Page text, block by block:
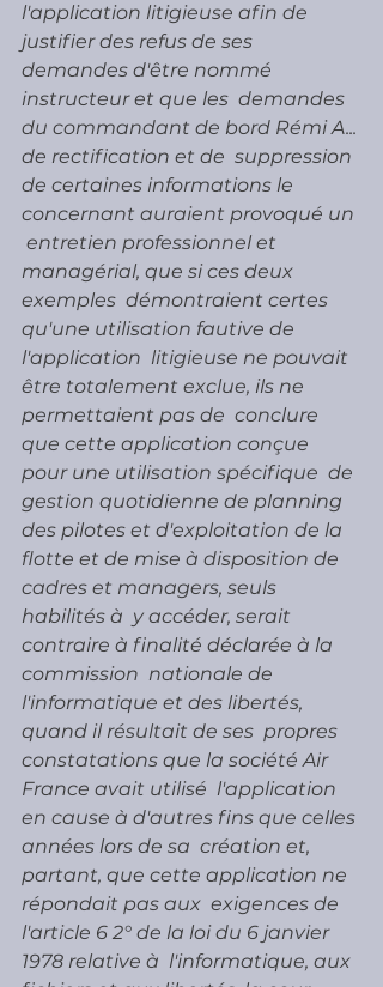
l'application litigieuse afin de
justifier des refus de ses
demandes d'être nommé
instructeur et que les  demandes
du commandant de bord Rémi A...
de rectification et de  suppression
de certaines informations le
concernant auraient provoqué un
entretien professionnel et
managérial, que si ces deux
exemples  démontraient certes
qu'une utilisation fautive de
l'application  litigieuse ne pouvait
être totalement exclue, ils ne
permettaient pas de  conclure
que cette application conçue
pour une utilisation spécifique  de
gestion quotidienne de planning
des pilotes et d'exploitation de la
flotte et de mise à disposition de
cadres et managers, seuls
habilités à  y accéder, serait
contraire à finalité déclarée à la
commission  nationale de
l'informatique et des libertés,
quand il résultait de ses  propres
constatations que la société Air
France avait utilisé  l'application
en cause à d'autres fins que celles
années lors de sa  création et,
partant, que cette application ne
répondait pas aux  exigences de
l'article 6 2° de la loi du 6 janvier
1978 relative à  l'informatique, aux